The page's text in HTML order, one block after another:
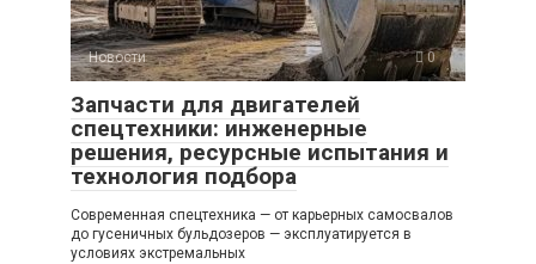
Новости 0
Запчасти для двигателей
спецтехники: инженерные
решения, ресурсные испытания и
технология подбора
Современная спецтехника — от карьерных самосвалов
до гусеничных бульдозеров — эксплуатируется в
условиях экстремальных